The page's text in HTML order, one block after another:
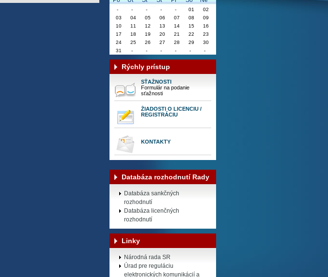
Rýchly prístup
SŤAŽNOSTI
Formulár na podanie
sťažnosti
ŽIADOSTI O LICENCIU /
REGISTRÁCIU
KONTAKTY
Databáza rozhodnutí Rady
Databáza sankčných
rozhodnutí
Databáza licenčných
rozhodnutí
Linky
Národná rada SR
Úrad pre reguláciu
elektronických komunikácií a